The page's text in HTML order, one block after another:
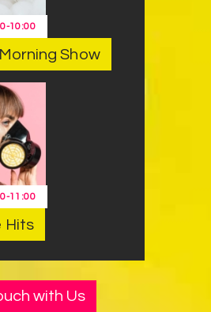
-10:00
Show
-11:00
Hits
with Us